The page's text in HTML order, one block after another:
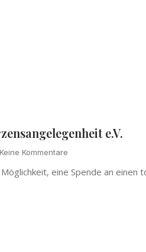
e.V.
Keine Kommentare
eine Spende an einen